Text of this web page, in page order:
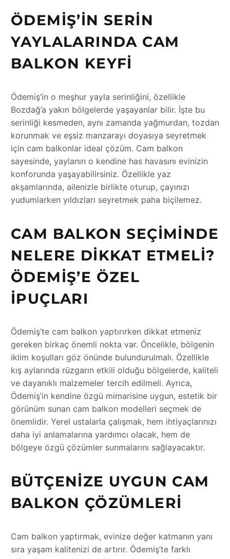
ÖDEMIŞ’IN SERIN
YAYLALARINDA CAM
BALKON KEYFI
Ödemiş’in o meşhur yayla serinliğini, özellikle
Bozdağ’a yakın bölgelerde yaşayanlar bilir. İşte bu
serinliği kesmeden, aynı zamanda yağmurdan, tozdan
korunmak ve eşsiz manzarayı doyasıya seyretmek
için cam balkonlar ideal çözüm. Cam balkon
sayesinde, yaylanın o kendine has havasını evinizin
konforunda yaşayabilirsiniz. Özellikle yaz
akşamlarında, ailenizle birlikte oturup, çayınızı
yudumlarken yıldızları seyretmek paha biçilemez.
CAM BALKON SEÇIMINDE
NELERE DIKKAT ETMELI?
ÖDEMIŞ’E ÖZEL
İPUÇLARI
Ödemiş’te cam balkon yaptırırken dikkat etmeniz
gereken birkaç önemli nokta var. Öncelikle, bölgenin
iklim koşulları göz önünde bulundurulmalı. Özellikle
kış aylarında rüzgarın etkili olduğu bölgelerde, kaliteli
ve dayanıklı malzemeler tercih edilmeli. Ayrıca,
Ödemiş’in kendine özgü mimarisine uygun, estetik bir
görünüm sunan cam balkon modelleri seçmek de
önemlidir. Yerel ustalarla çalışmak, hem ihtiyaçlarınızı
daha iyi anlamalarına yardımcı olacak, hem de
bölgeye özgü çözümler sunmalarını sağlayacaktır.
BÜTÇENIZE UYGUN CAM
BALKON ÇÖZÜMLERI
Cam balkon yaptırmak, evinize değer katmanın yanı
sıra yaşam kalitenizi de artırır. Ödemiş’te farklı